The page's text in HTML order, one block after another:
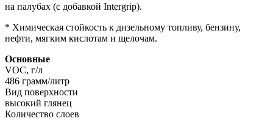
на палубах (с добавкой Intergrip).
* Химическая стойкость к дизельному топливу, бензину,
нефти, мягким кислотам и щелочам.
Основные
VOC, г/л
486 грамм/литр
Вид поверхности
высокий глянец
Количество слоев